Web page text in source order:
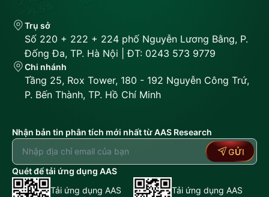
Trụ sở
Số 220 + 222 + 224 phố Nguyễn Lương Bằng, P.
Đống Đa, TP. Hà Nội | ĐT: 0243 573 9779
Chi nhánh
Tầng 25, Rox Tower, 180 - 192 Nguyễn Công Trứ,
P. Bến Thành, TP. Hồ Chí Minh
Nhận bản tin phân tích mới nhất từ AAS Research
GỬI
Quét để tải ứng dụng AAS
Tải ứng dụng AAS
Tải ứng dụng AAS